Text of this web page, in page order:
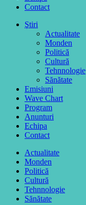
Contact
Ştiri
Actualitate
Monden
Politică
Cultură
Tehnnologie
Sănătate
Emisiuni
Wave Chart
Program
Anunturi
Echipa
Contact
Actualitate
Monden
Politică
Cultură
Tehnnologie
Sănătate